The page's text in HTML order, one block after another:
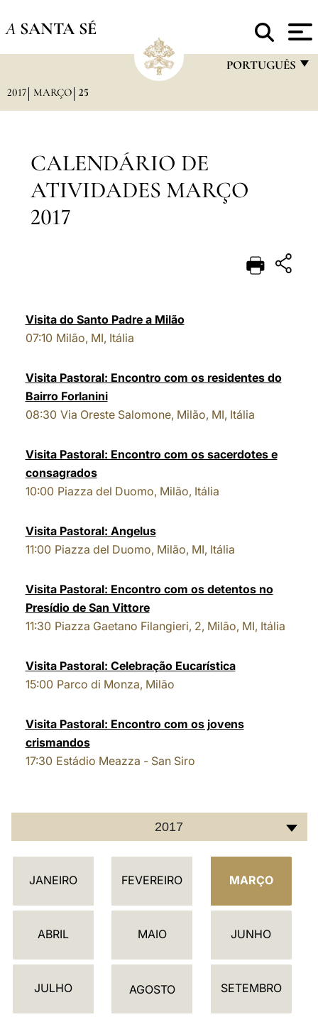
A SANTA SÉ
PORTUGUÊS
ESPAÑOL
POLSKI
2017 MARÇO 25
CALENDÁRIO DE
ATIVIDADES MARÇO
2017
Visita do Santo Padre a Milão
07:10 Milão, MI, Itália
Visita Pastoral: Encontro com os residentes do
Bairro Forlanini
08:30 Via Oreste Salomone, Milão, MI, Itália
Visita Pastoral: Encontro com os sacerdotes e
consagrados
10:00 Piazza del Duomo, Milão, Itália
Visita Pastoral: Angelus
11:00 Piazza del Duomo, Milão, MI, Itália
Visita Pastoral: Encontro com os detentos no
Presídio de San Vittore
11:30 Piazza Gaetano Filangieri, 2, Milão, MI, Itália
Visita Pastoral: Celebração Eucarística
15:00 Parco di Monza, Milão
Visita Pastoral: Encontro com os jovens
crismandos
17:30 Estádio Meazza - San Siro
2017
C
L
D
JANEIRO FEVEREIRO MARÇO
ABRIL MAIO JUNHO
JULHO AGOSTO SETEMBRO